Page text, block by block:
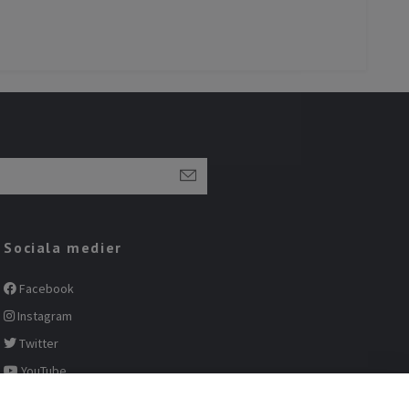
Sociala medier
Facebook
Instagram
Twitter
YouTube